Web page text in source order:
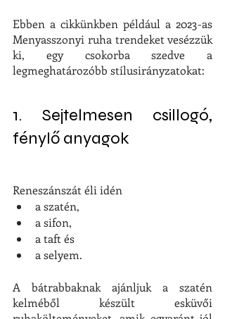
Ebben a cikkünkben például a 2023-as
Menyasszonyi ruha trendeket vesézzük
ki, egy csokorba szedve a
legmeghatározóbb stílusirányzatokat:
1. Sejtelmesen csillogó,
fénylő anyagok
Reneszánszát éli idén
a szatén,
a sifon,
a taft és
a selyem.
A bátrabbaknak ajánljuk a szatén
kelméből készült esküvői